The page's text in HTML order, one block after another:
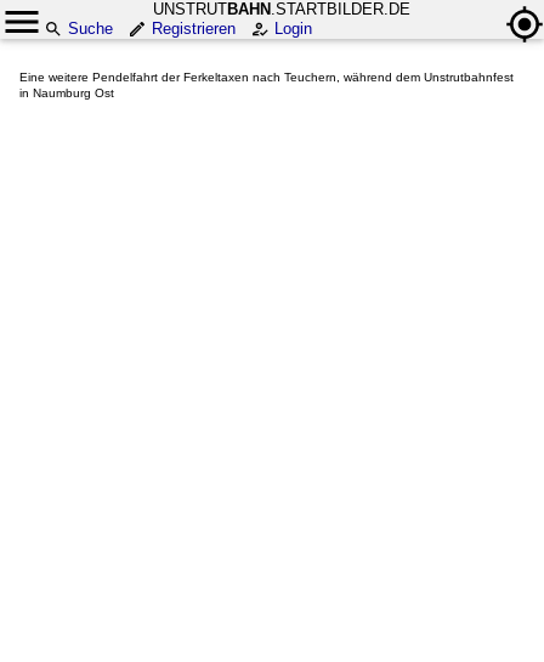
UNSTRUTBAHN .STARTBILDER.DE
Suche
Registrieren Login
Eine weitere Pendelfahrt der Ferkeltaxen nach Teuchern, während dem Unstrutbahnfest
in Naumburg Ost